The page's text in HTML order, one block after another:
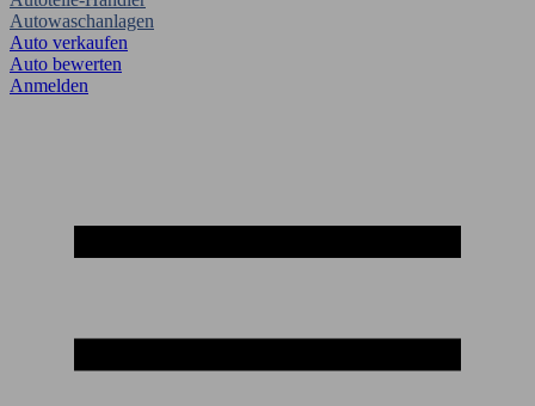
Autowaschanlagen
Auto verkaufen
Auto bewerten
Anmelden